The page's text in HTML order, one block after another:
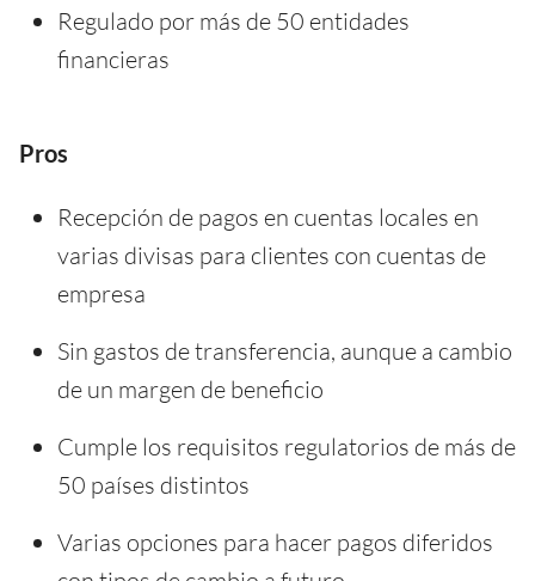
Regulado por más de 50 entidades
financieras
Pros
Recepción de pagos en cuentas locales en
varias divisas para clientes con cuentas de
empresa
Sin gastos de transferencia, aunque a cambio
de un margen de beneficio
Cumple los requisitos regulatorios de más de
50 países distintos
Varias opciones para hacer pagos diferidos